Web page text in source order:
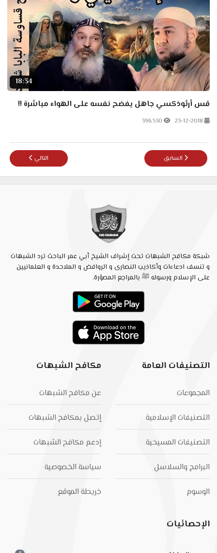
18:34
قس أرثوذكسي جاهل يفضح نفسه على الهواء مباشرة !!
23-12-2018
396.530
المقال السابق: مباشرة الزوجة في فترة الحيض
السابق المقال التالي:
التالي
شبكة مكافح الشبهات تحت إشراف الشيخ أبي عمر الباحث ترد الشبهات
و تنسف ادعاءات وأكاذيب النصارى و الروافض و الملاحدة و العلمانيين
على الإسلام ورسوله ﷺ بالمراجع المصوّرة.
التصنيفات العامة
المجموعات
التصنيفات الإسلامية
التصنيفات المسيحية
البرامج والسلاسل
الوسوم
مكافح الشبهات
عن مكافح الشبهات
إتصل بمكافح الشبهات
إدعم مكافح الشبهات
سياسة الخصوصية
خريطة الموقع
الإحصائيات